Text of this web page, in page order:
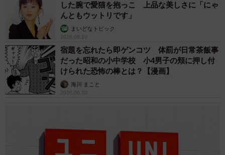
した腕で愛猫を抱っこ 上品な美しさに「にゃ
んともウットリです」
まいどなトピック
2026.08.10
宿題を忘れたら即ゲンコツ 体罰が日常茶飯事
だった昭和の小中学校 小4男子の頬に押し付
けられた恐怖の棒とは？【漫画】
海川 まこと
2026.08.10